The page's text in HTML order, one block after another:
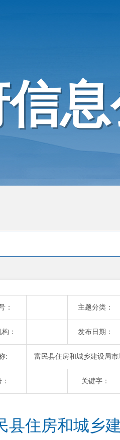
： 主题分类：
： 发布日期：
: 富民县住房和城乡建设局
关键字：
县住房和城乡